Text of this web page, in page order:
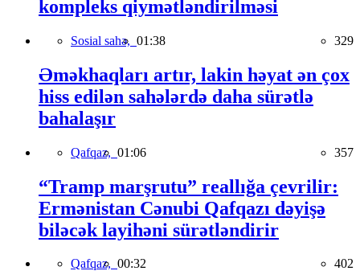
kompleks qiymətləndirilməsi
Sosial sahə, 01:38 329
Əməkhaqları artır, lakin həyat ən çox
hiss edilən sahələrdə daha sürətlə
bahalaşır
Qafqaz, 01:06 357
“Tramp marşrutu” reallığa çevrilir:
Ermənistan Cənubi Qafqazı dəyişə
biləcək layihəni sürətləndirir
Qafqaz, 00:32 402